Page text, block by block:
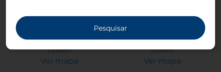
Chueca
1.48km
Ver mapa
Cibeles
1.05km
Ver mapa
Pesquisar